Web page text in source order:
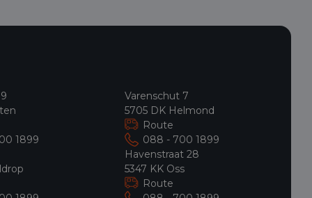
1899
Varenschut 7
5705 DK Helmond
Route
088 - 700 1899
Havenstraat 28
5347 KK Oss
Route